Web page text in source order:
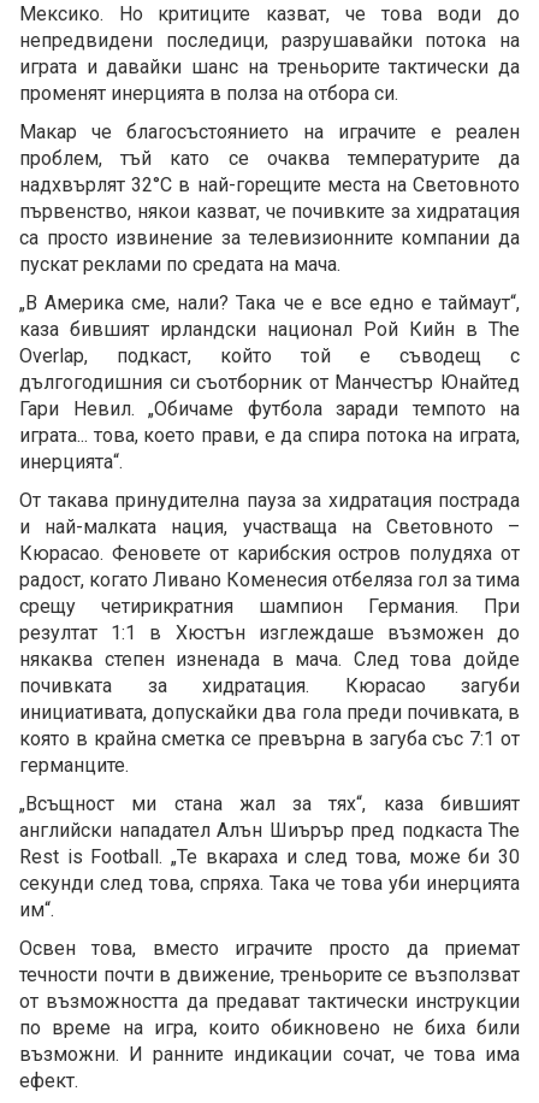
Мексико. Но критиците казват, че това води до
непредвидени последици, разрушавайки потока на
играта и давайки шанс на треньорите тактически да
променят инерцията в полза на отбора си.
Макар че благосъстоянието на играчите е реален
проблем, тъй като се очаква температурите да
надхвърлят 32°C в най-горещите места на Световното
първенство, някои казват, че почивките за хидратация
са просто извинение за телевизионните компании да
пускат реклами по средата на мача.
„В Америка сме, нали? Така че е все едно е таймаут“,
каза бившият ирландски национал Рой Кийн в The
Overlap, подкаст, който той е съводещ с
дългогодишния си съотборник от Манчестър Юнайтед
Гари Невил. „Обичаме футбола заради темпото на
играта... това, което прави, е да спира потока на играта,
инерцията“.
От такава принудителна пауза за хидратация пострада
и най-малката нация, участваща на Световното –
Кюрасао. Феновете от карибския остров полудяха от
радост, когато Ливано Коменесия отбеляза гол за тима
срещу четирикратния шампион Германия. При
резултат 1:1 в Хюстън изглеждаше възможен до
някаква степен изненада в мача. След това дойде
почивката за хидратация. Кюрасао загуби
инициативата, допускайки два гола преди почивката, в
която в крайна сметка се превърна в загуба със 7:1 от
германците.
„Всъщност ми стана жал за тях“, каза бившият
английски нападател Алън Шиърър пред подкаста The
Rest is Football. „Те вкараха и след това, може би 30
секунди след това, спряха. Така че това уби инерцията
им“.
Освен това, вместо играчите просто да приемат
течности почти в движение, треньорите се възползват
от възможността да предават тактически инструкции
по време на игра, които обикновено не биха били
възможни. И ранните индикации сочат, че това има
ефект.